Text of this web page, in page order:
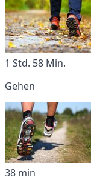
1 Std. 58 Min.
Gehen
38 min